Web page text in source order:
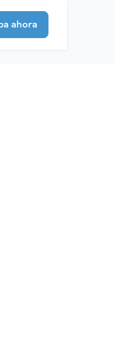
ahora